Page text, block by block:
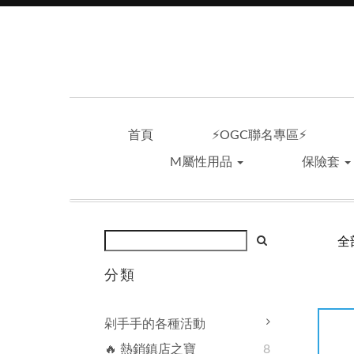
首頁 ⚡OGC聯名專區⚡
M屬性用品 保險套
分類
剁手手的各種活動
🔥 熱銷鎮店之寶
8
全